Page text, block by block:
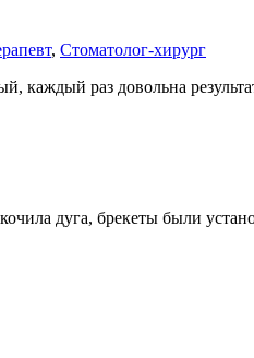
, Стоматолог-хирург
раз довольна
дуга, брекеты были